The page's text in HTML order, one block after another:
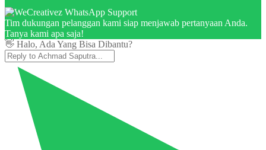
Tim dukungan pelanggan kami siap menjawab pertanyaan Anda.
Tanya kami apa saja!
👋 Halo, Ada Yang Bisa Dibantu?